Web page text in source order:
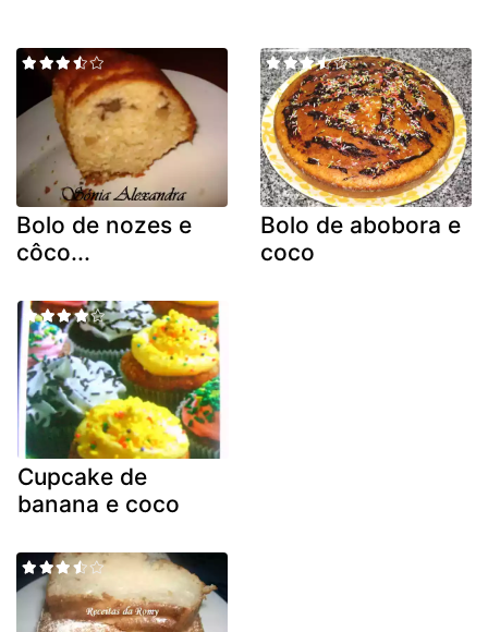
Bolo de nozes e
côco...
Bolo de abobora e
coco
Cupcake de
banana e coco